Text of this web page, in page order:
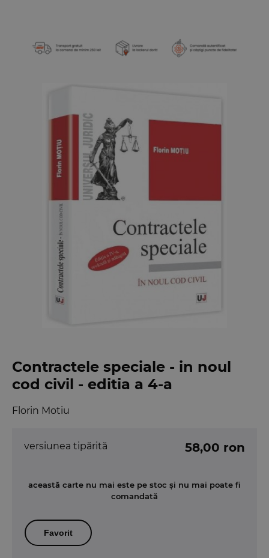
Contractele speciale - in noul
cod civil - editia a 4-a
Florin Motiu
versiunea tipărită 58,00 ron
această carte nu mai este pe stoc și nu mai poate fi
comandată
Favorit